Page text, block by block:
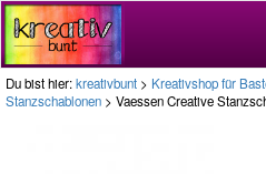
Du bist hier:kreativbunt > Kreativshop für
Stanzschablonen > Vaessen Creative